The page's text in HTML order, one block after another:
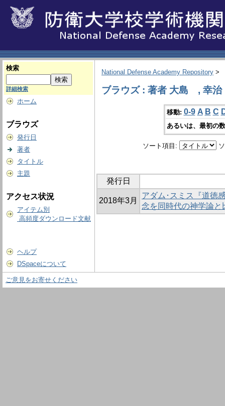
検索
詳細検索
ホーム
ブラウズ
発行日
著者
タイトル
主題
アクセス状況
アイテム別
高頻度ダウンロード文献
ヘルプ
DSpaceについて
National Defense Academy Repository >
ブラウズ : 著者 大島 , 幸治
移動: 0-9 A B C
あるいは、最初の
ソート項目:
発行日
2018年3月
アダム･スミス『道徳
念を同時代の神学論と
ご意見をお寄せください